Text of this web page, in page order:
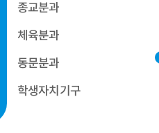
종교분과
체육분과
동문분과
학생자치기구